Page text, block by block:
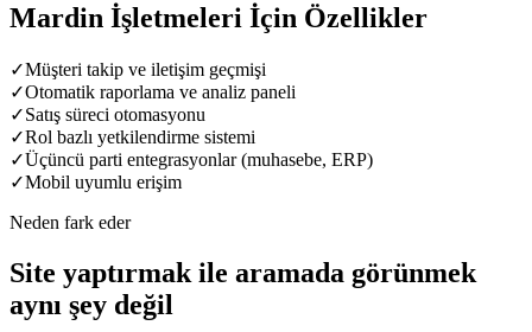
Mardin İşletmeleri İçin Özellikler
✓Müşteri takip ve iletişim geçmişi
✓Otomatik raporlama ve analiz paneli
✓Satış süreci otomasyonu
✓Rol bazlı yetkilendirme sistemi
✓Üçüncü parti entegrasyonlar (muhasebe, ERP)
✓Mobil uyumlu erişim
Neden fark eder
Site yaptırmak ile aramada görünmek
aynı şey değil